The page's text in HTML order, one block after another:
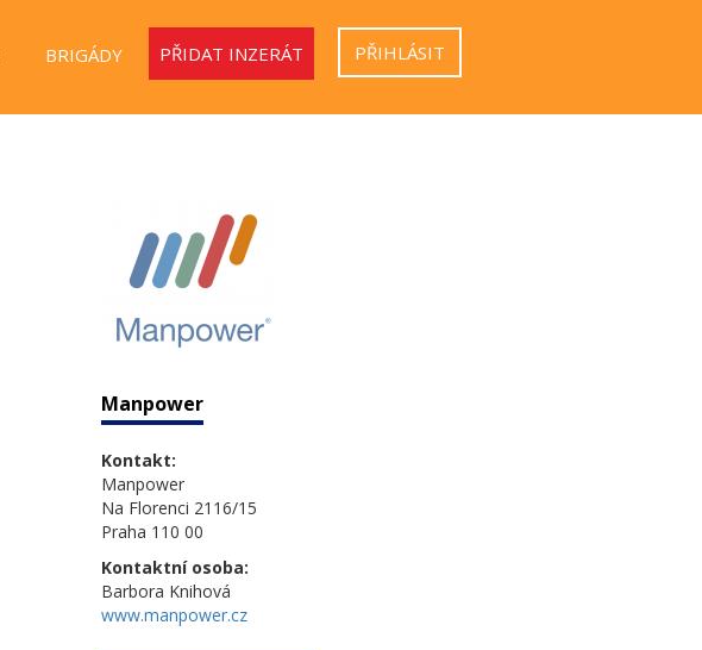
BRIGÁDY PŘIDAT INZERÁT PŘIHLÁSIT
Manpower
Kontakt:
Manpower
Na Florenci 2116/15
Praha 110 00
Kontaktní osoba:
Barbora Knihová
www.manpower.cz